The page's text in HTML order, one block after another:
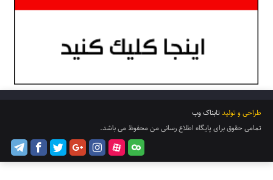
طراحی و تولیدتابناک وب
تمامی حقوق برای پایگاه اطلاع رسانی من محفوظ می باشد.